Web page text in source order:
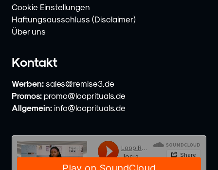
Cookie Einstellungen
Haftungsausschluss (Disclaimer)
Über uns
Kontakt
Werben: sales@remise3.de
Promos: promo@looprituals.de
Allgemein: info@looprituals.de